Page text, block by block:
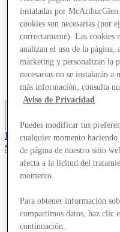
Ofertas
Eventos
Planifica tu visita
Restaurantes
Servicios
Turismo
Búsqueda de empleo
Tarjeta regalo
Más
El Club
Salvado
es
Tiendas
Eventos
Planifica tu visita
Restaurantes
instaladas por
cookies son necesarias (por
correctamente). Las cookies
analizan el uso de la página,
marketing y personalizan la
necesarias no se instalarán a
más información, consulta
Aviso de Privacidad.
Puedes modificar tus
cualquier momento
de página de nuestro sitio
afecta a la licitud del
momento.
Para obtener información
compartimos datos, haz clic
continuación.